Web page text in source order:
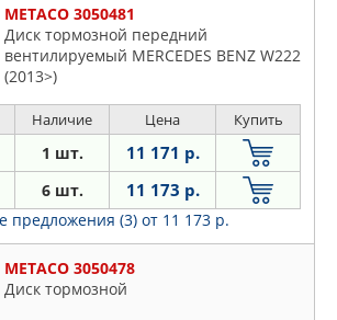
METACO 3050481
Диск тормозной передний
вентилируемый MERCEDES BENZ W222
(2013>)
Наличие Цена Купить
1 шт. 11 171 р.
6 шт. 11 173 р.
предложения (3) от 11 173 р.
METACO 3050478
Диск тормозной